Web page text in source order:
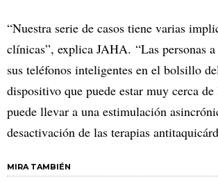
“Nuestra serie de casos tiene varias
clínicas”, explica JAHA. “Las personas
sus teléfonos inteligentes en el bolsillo
dispositivo que puede estar muy cerca
puede llevar a una estimulación
desactivación de las terapias
MIRA TAMBIÉN